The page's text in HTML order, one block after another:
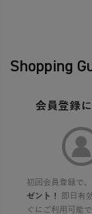
Shopping
会員登録
初回会員登録で、
ゼント！
即日有
ぐにご利用可能で